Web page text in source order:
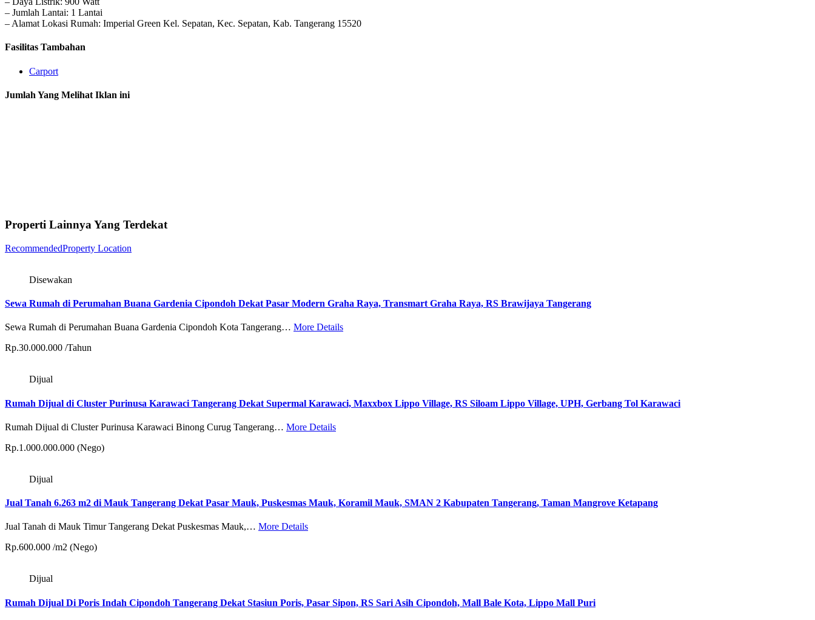
– Jumlah Lantai: 1 Lantai
– Alamat Lokasi Rumah: Imperial Green Kel. Sepatan, Kec. Sepatan, Kab. Tangerang 15520
Fasilitas Tambahan
Carport
Jumlah Yang Melihat Iklan ini
Properti Lainnya Yang Terdekat
RecommendedProperty Location
Disewakan
Sewa Rumah di Perumahan Buana Gardenia Cipondoh Dekat Pasar Modern Graha Raya, Transmart Graha Raya, RS Brawijaya Tangerang
Sewa Rumah di Perumahan Buana Gardenia Cipondoh Kota Tangerang… More Details
Rp.30.000.000 /Tahun
Dijual
Rumah Dijual di Cluster Purinusa Karawaci Tangerang Dekat Supermal Karawaci, Maxxbox Lippo Village, RS Siloam Lippo Village, UPH, Gerbang Tol Karawaci
Rumah Dijual di Cluster Purinusa Karawaci Binong Curug Tangerang… More Details
Rp.1.000.000.000 (Nego)
Dijual
Jual Tanah 6.263 m2 di Mauk Tangerang Dekat Pasar Mauk, Puskesmas Mauk, Koramil Mauk, SMAN 2 Kabupaten Tangerang, Taman Mangrove Ketapang
Jual Tanah di Mauk Timur Tangerang Dekat Puskesmas Mauk,… More Details
Rp.600.000 /m2 (Nego)
Dijual
Rumah Dijual Di Poris Indah Cipondoh Tangerang Dekat Stasiun Poris, Pasar Sipon, RS Sari Asih Cipondoh, Mall Bale Kota, Lippo Mall Puri